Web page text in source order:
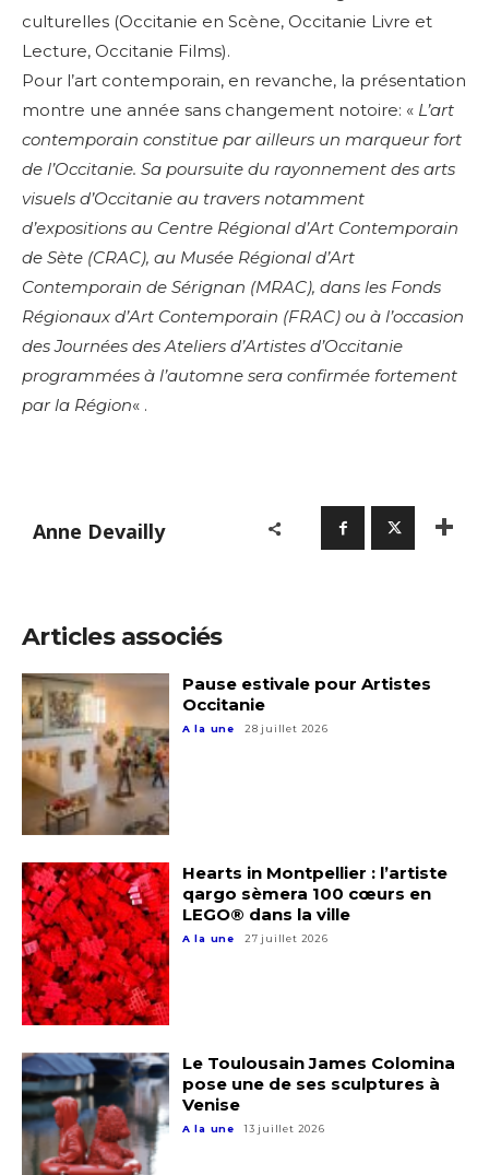
Nom
Prénom
Statut / Organisation
J'accepte lestermes et conditions
Adresse email*
Nom
Prénom
culturelles (Occitanie en Scène, Occitanie Livre et
Lecture, Occitanie Films).
Pour l’art contemporain, en revanche, la présentation
montre une année sans changement notoire: « L’art
contemporain constitue par ailleurs un marqueur fort
de l’Occitanie. Sa poursuite du rayonnement des arts
visuels d’Occitanie au travers notamment
d’expositions au Centre Régional d’Art Contemporain
de Sète (CRAC), au Musée Régional d’Art
Contemporain de Sérignan (MRAC), dans les Fonds
Régionaux d’Art Contemporain (FRAC) ou à l’occasion
des Journées des Ateliers d’Artistes d’Occitanie
programmées à l’automne sera confirmée fortement
par la Région« .
Anne Devailly
Articles associés
Pause estivale pour Artistes
Occitanie
A la une 28 juillet 2026
Hearts in Montpellier : l’artiste
qargo sèmera 100 cœurs en
LEGO® dans la ville
A la une 27 juillet 2026
Le Toulousain James Colomina
pose une de ses sculptures à
Venise
A la une 13 juillet 2026